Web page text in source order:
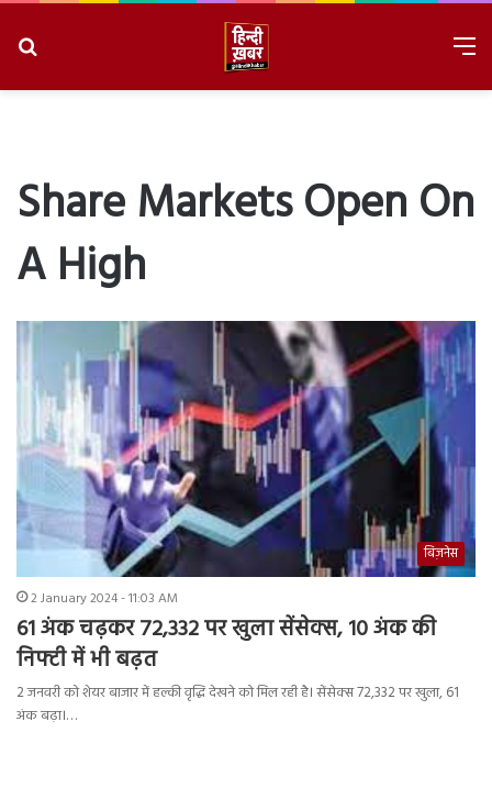
Share Markets Open On
A High
बिज़नेस
2 January 2024 - 11:03 AM
61 अंक चढ़कर 72,332 पर खुला सेंसेक्स, 10 अंक की
निफ्टी में भी बढ़त
2 जनवरी को शेयर बाजार में हल्की वृद्धि देखने को मिल रही है। सेंसेक्स 72,332 पर खुला, 61
अंक बढ़ा।…